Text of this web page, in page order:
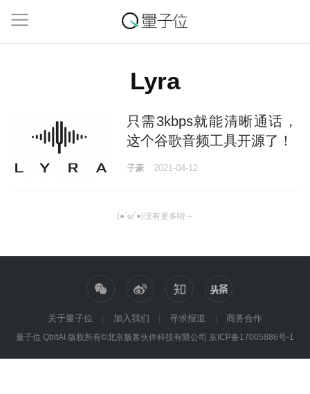
Lyra
只需3kbps就能清晰通话，
这个谷歌音频工具开源了！
子豪 2021-04-12
(●`ω`●)没有更多啦～
关于量子位 加入我们 寻求报道
商务合作
量子位 QbitAI 版权所有©北京极客伙伴科技有限公司 京ICP备17005886号-1